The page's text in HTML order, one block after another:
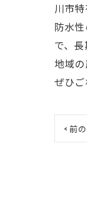
川市
防水
で、
地域
ぜひご
< 前